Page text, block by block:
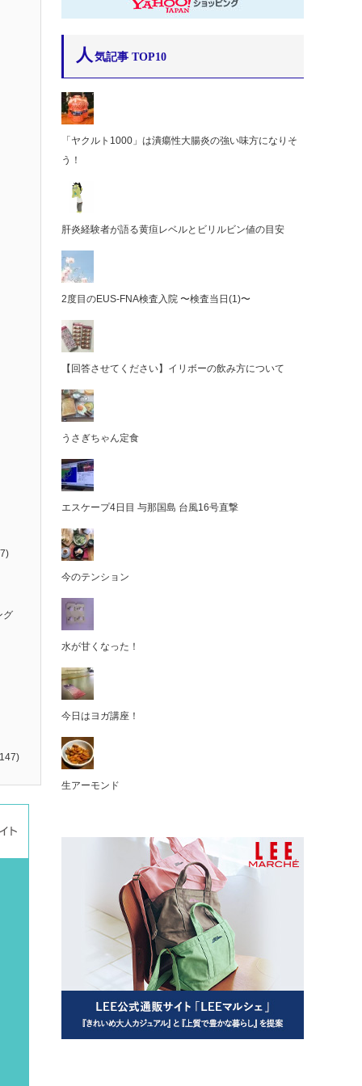
グ
人 気記事 TOP10
「ヤクルト1000」は潰瘍性大腸炎の強い味方になりそ
う！
肝炎経験者が語る黄疸レベルとビリルビン値の目安
2度目のEUS-FNA検査入院 〜検査当日(1)〜
【回答させてください】イリボーの飲み方について
うさぎちゃん定食
エスケープ4日目 与那国島 台風16号直撃
今のテンション
水が甘くなった！
今日はヨガ講座！
生アーモンド